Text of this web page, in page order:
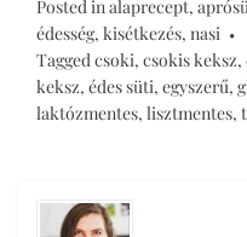
Posted in alaprecept,
édesség, kisétkezés, nasi
Tagged csoki, csokis keksz,
keksz, édes süti, egyszerű,
laktózmentes, lisztmentes,